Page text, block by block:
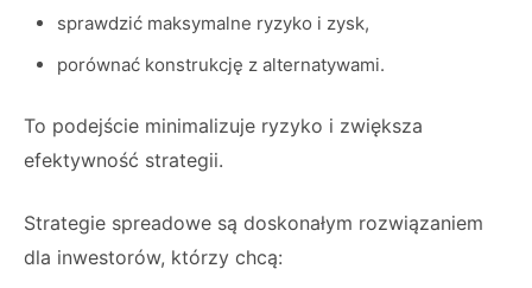
sprawdzić maksymalne ryzyko i zysk,
porównać konstrukcję z alternatywami.
To podejście minimalizuje ryzyko i zwiększa
efektywność strategii.
Strategie spreadowe są doskonałym rozwiązaniem
dla inwestorów, którzy chcą: